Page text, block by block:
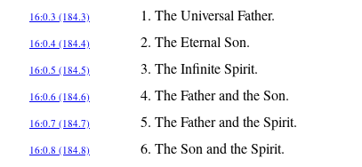
16:0.3 (184.3) 1. The Universal Father.
16:0.4 (184.4) 2. The Eternal Son.
16:0.5 (184.5) 3. The Infinite Spirit.
16:0.6 (184.6) 4. The Father and the Son.
16:0.7 (184.7) 5. The Father and the Spirit.
16:0.8 (184.8) 6. The Son and the Spirit.